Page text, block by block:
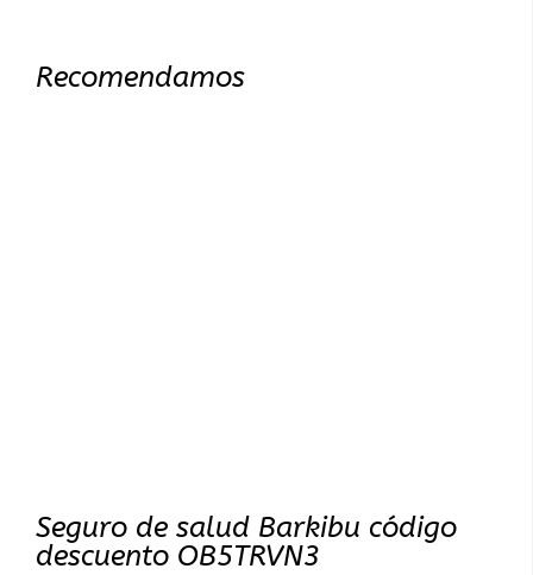
Recomendamos
Seguro de salud Barkibu código
descuento OB5TRVN3